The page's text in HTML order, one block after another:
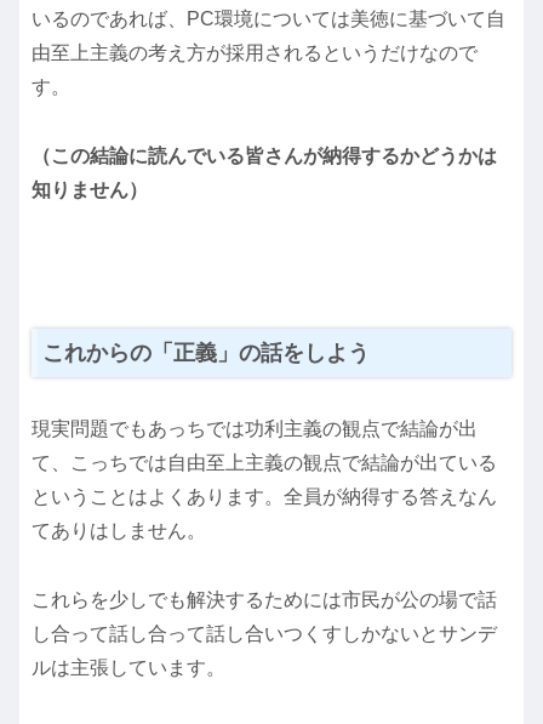
いるのであれば、PC環境については美徳に基づいて自
由至上主義の考え方が採用されるというだけなので
す。
（この結論に読んでいる皆さんが納得するかどうかは
知りません）
これからの「正義」の話をしよう
現実問題でもあっちでは功利主義の観点で結論が出
て、こっちでは自由至上主義の観点で結論が出ている
ということはよくあります。全員が納得する答えなん
てありはしません。
これらを少しでも解決するためには市民が公の場で話
し合って話し合って話し合いつくすしかないとサンデ
ルは主張しています。